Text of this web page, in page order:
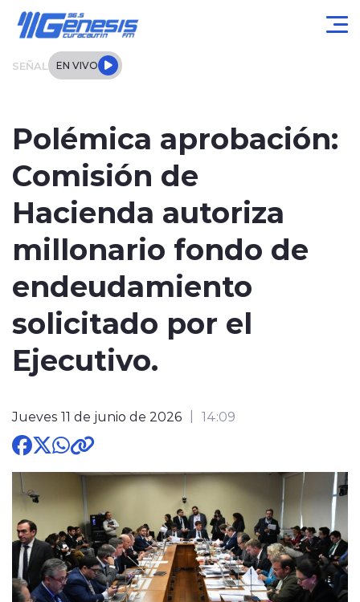
SEÑAL EN VIVO
Regional
Tendencias
Internacional
Entrevistas
Deportes
modo claro
Polémica aprobación:
Comisión de
Hacienda autoriza
millonario fondo de
endeudamiento
solicitado por el
Ejecutivo.
Jueves 11 de junio de 2026 14:09